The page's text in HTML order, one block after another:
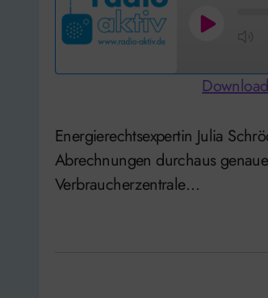
Play
Energierechtsexpertin Julia Schröder von der Verbraucherzentrale Niedersachsen. Sie rät die
Abrechnungen durchaus
Verbraucherzentrale…